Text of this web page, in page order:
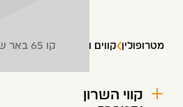
מטרופולין קווים ותחנות קו 65 באר שבע - מצפה רמון
קווי השרון